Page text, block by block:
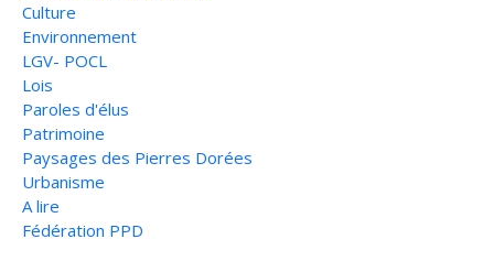
Culture
Environnement
LGV- POCL
Lois
Paroles d'élus
Patrimoine
Paysages des Pierres Dorées
Urbanisme
A lire
Fédération PPD